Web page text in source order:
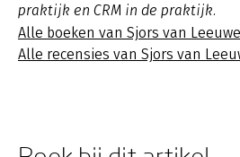
praktijk en CRM in de praktijk.
Alle boeken van Sjors van
Alle recensies van Sjors van